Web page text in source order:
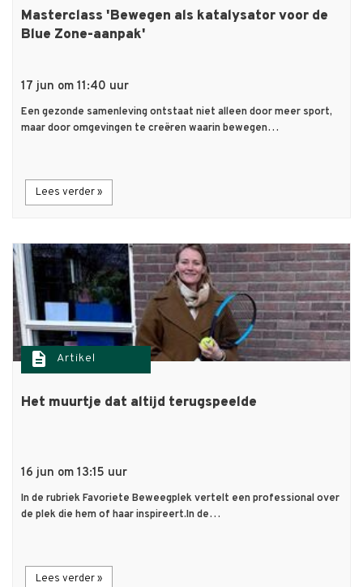
Masterclass 'Bewegen als katalysator voor de
Blue Zone-aanpak'
17 jun om 11:40 uur
Een gezonde samenleving ontstaat niet alleen door meer sport,
maar door omgevingen te creëren waarin bewegen…
Lees verder »
description Artikel
Het muurtje dat altijd terugspeelde
16 jun om 13:15 uur
In de rubriek Favoriete Beweegplek vertelt een professional over
de plek die hem of haar inspireert.In de…
Lees verder »